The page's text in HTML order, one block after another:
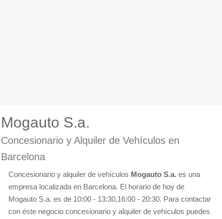
Mogauto S.a.
Concesionario y Alquiler de Vehículos en
Barcelona
Concesionario y alquiler de vehículos Mogauto S.a. es una
empresa localizada en Barcelona. El horario de hoy de
Mogauto S.a. es de 10:00 - 13:30,16:00 - 20:30. Para contactar
con éste negocio concesionario y alquiler de vehículos puedes